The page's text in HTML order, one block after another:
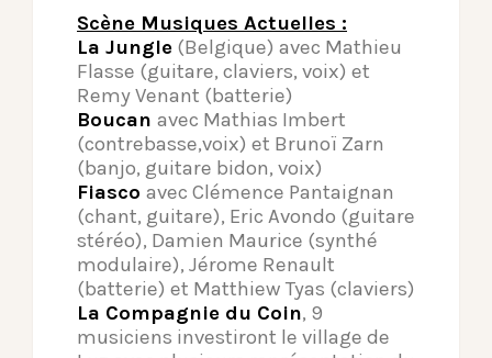
Scène Musiques Actuelles :
La Jungle (Belgique) avec Mathieu
Flasse (guitare, claviers, voix) et
Remy Venant (batterie)
Boucan avec Mathias Imbert
(contrebasse,voix) et Brunoï Zarn
(banjo, guitare bidon, voix)
Fiasco avec Clémence Pantaignan
(chant, guitare), Eric Avondo (guitare
stéréo), Damien Maurice (synthé
modulaire), Jérome Renault
(batterie) et Matthiew Tyas (claviers)
La Compagnie du Coin, 9
musiciens investiront le village de